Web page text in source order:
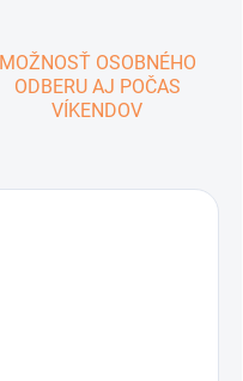
MOŽNOSŤ OSOBNÉHO
ODBERU AJ POČAS
VÍKENDOV